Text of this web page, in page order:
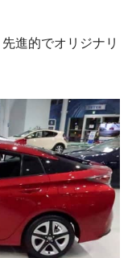
進的でオリジナリ